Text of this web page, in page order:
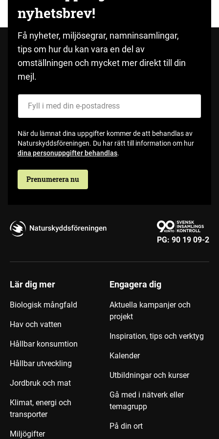
nyhetsbrev!
Få nyheter, miljösegrar, namninsamlingar,
tips om hur du kan vara en del av
omställningen och mycket mer direkt till din
mejl.
När du lämnat dina uppgifter kommer de att behandlas av
Naturskyddsföreningen. Du har rätt till information om hur
dina personuppgifter behandlas.
Prenumerera nu
PG: 90 19 09-2
Lär dig mer
Biologisk mångfald
Hav och vatten
Hållbar konsumtion
Hållbar utveckling
Jordbruk och mat
Klimat, energi och
transporter
Miljögifter
Engagera dig
Aktuella kampanjer och
projekt
Inspiration, tips och verktyg
Kalender
Utbildningar och kurser
Gå med i nätverk eller
temagrupp
På din ort